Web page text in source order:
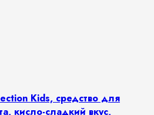
Kids, средство для
кисло-сладкий вкус,